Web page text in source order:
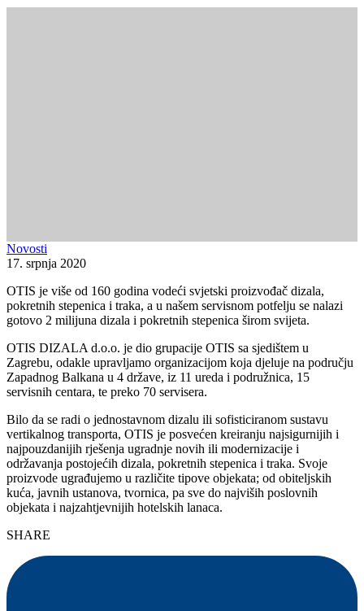
Novosti
17. srpnja 2020
OTIS je više od 160 godina vodeći svjetski proizvođač dizala,
pokretnih stepenica i traka, a u našem servisnom potfelju se nalazi
gotovo 2 milijuna dizala i pokretnih stepenica širom svijeta.
OTIS DIZALA d.o.o. je dio grupacije OTIS sa sjedištem u
Zagrebu, odakle upravljamo organizacijom koja djeluje na području
Zapadnog Balkana u 4 države, iz 11 ureda i podružnica, 15
servisnih centara, te preko 70 servisera.
Bilo da se radi o jednostavnom dizalu ili sofisticiranom sustavu
vertikalnog transporta, OTIS je posvećen kreiranju najsigurnijih i
najpouzdanijih rješenja ugradnje novih ili modernizacije i
održavanja postojećih dizala, pokretnih stepenica i traka. Svoje
proizvode ugrađujemo u različite tipove objekata; od obiteljskih
kuća, javnih ustanova, tvornica, pa sve do najviših poslovnih
objekata i najzahtjevnijih hotelskih lanaca.
SHARE